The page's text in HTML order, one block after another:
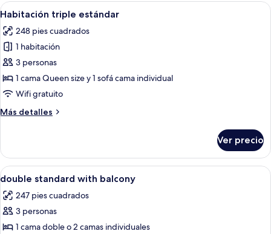
Abrir
todas
las
fotos
de
Habitación
triple
3
Habitación triple estándar
248 pies cuadrados
1 habitación
3 personas
1 cama Queen size y 1 sofá cama individual
Wifi gratuito
Más detalles
Más
triple
estándar
Ver precio
Abrir
todas
las
fotos
de
2
double standard with balcony
247 pies cuadrados
3 personas
1 cama doble o 2 camas individuales